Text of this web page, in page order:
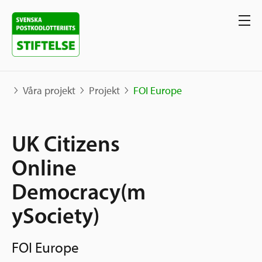
Projekt
Karta
Berättelser
Våra stöd
Sverige och övriga världen
Grannskapsinitiativet
Samhällsentreprenörskap
Sök stöd
Ansök
Våra projekt Projekt FOI Europe
UK Citizens
Online
Democracy(m
ySociety)
FOI Europe